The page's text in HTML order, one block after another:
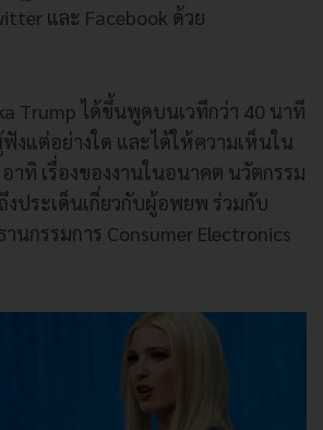
และ Facebook ด้วย
Trump ได้ขึ้นพูดบนเวทีกว่า 40 นาที
งแต่อย่างใด และได้ให้ความเห็นใน
าทิ เรื่องของงานในอนาคต นวัตกรรม
งประเด็นเกี่ยวกับผู้อพยพ ร่วมกับ
านกรรมการ Consumer Electronics